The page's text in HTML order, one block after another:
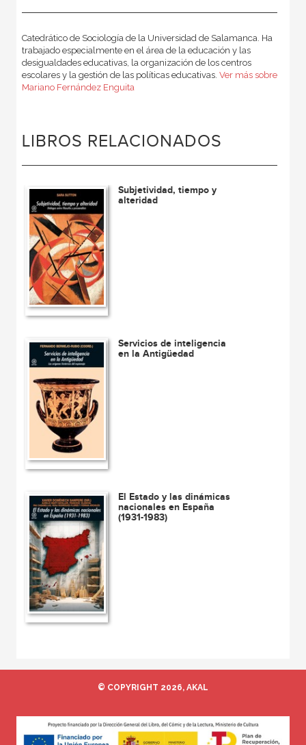
Catedrático de Sociología de la Universidad de Salamanca. Ha
trabajado especialmente en el área de la educación y las
desigualdades educativas, la organización de los centros
escolares y la gestión de las políticas educativas. Ver más sobre
Mariano Fernández Enguita
LIBROS RELACIONADOS
Subjetividad, tiempo y
alteridad
Servicios de inteligencia
en la Antigüedad
El Estado y las dinámicas
nacionales en España
(1931-1983)
© COPYRIGHT 2026, AKAL